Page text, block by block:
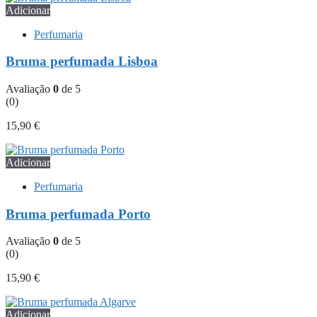
Adicionar
Perfumaria
Bruma perfumada Lisboa
Avaliação 0 de 5
(0)
15,90 €
Adicionar
Perfumaria
Bruma perfumada Porto
Avaliação 0 de 5
(0)
15,90 €